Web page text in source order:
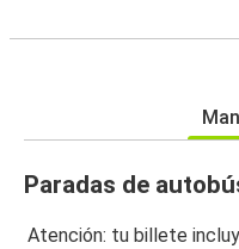
Paradas de
Atención: tu billete